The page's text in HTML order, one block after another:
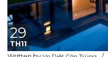
29
TH11